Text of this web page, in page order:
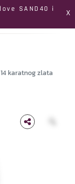
SAND40 i
X
Pretraga
karatnog zlata